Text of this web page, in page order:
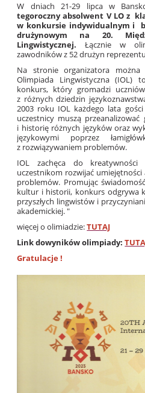
W dniach 21-29 lipca w
tegoroczny absolwent V LO z
w konkursie indywidualnym i
drużynowym na 20.
Lingwistycznej. Łącznie w
zawodników z 52 drużyn
Na stronie organizatora można
Olimpiada Lingwistyczna (IOL)
konkurs, który gromadzi
z różnych dziedzin
2003 roku IOL każdego lata
uczestnicy muszą
i historię różnych języków oraz
językowymi poprzez
z rozwiązywaniem problemów.
IOL zachęca do
uczestnikom rozwijać
problemów. Promując
kultur i historii, konkurs odgrywa
przyszłych lingwistów i
akademickiej. "
więcej o olimiadzie:TUTAJ
Link dowyników olimpiady:
Gratulacje !